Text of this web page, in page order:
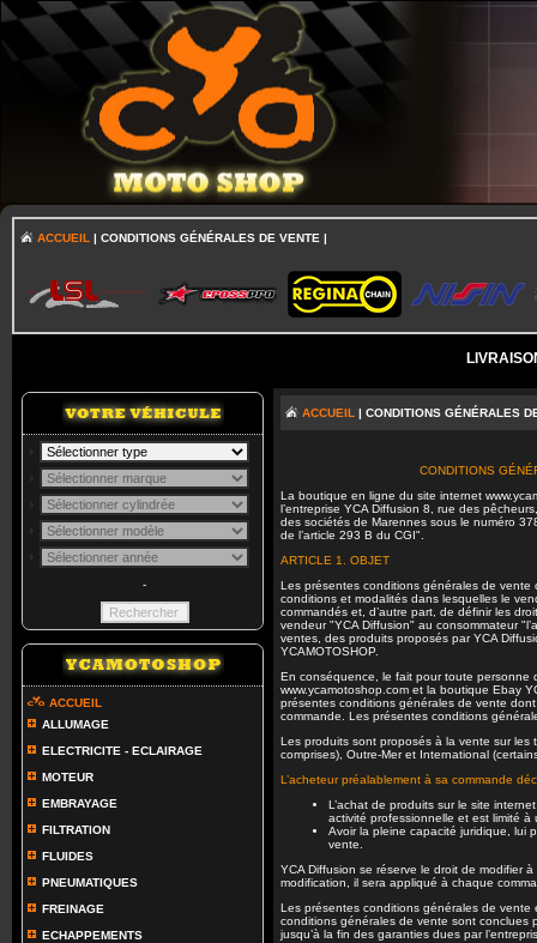
ACCUEIL | CONDITIONS GÉNÉRALES DE VENTE |
-
ACCUEIL
ALLUMAGE
ELECTRICITE - ECLAIRAGE
MOTEUR
EMBRAYAGE
FILTRATION
FLUIDES
PNEUMATIQUES
FREINAGE
ECHAPPEMENTS
ACCUEIL | CONDITIONS GÉNÉRALES
CONDITIONS
La boutique en ligne du site internet
l’entreprise YCA Diffusion 8, rue des
des sociétés de Marennes sous le numéro
de l’article 293 B du CGI".
ARTICLE 1. OBJET
Les présentes conditions générales de vente
conditions et modalités dans lesquelles le
commandés et, d’autre part, de définir les
vendeur "YCA Diffusion" au consommateur
ventes, des produits proposés par YCA
YCAMOTOSHOP.
En conséquence, le fait pour toute personne
www.ycamotoshop.com et la boutique Ebay
présentes conditions générales de vente
commande. Les présentes conditions
Les produits sont proposés à la vente sur les
comprises), Outre-Mer et International
L’acheteur préalablement à sa commande
L’achat de produits sur le site
activité professionnelle et est limité
Avoir la pleine capacité juridique, lui
vente.
YCA Diffusion se réserve le droit de modifier
modification, il sera appliqué à chaque
Les présentes conditions générales de
conditions générales de vente sont conclues
jusqu’à la fin des garanties dues par